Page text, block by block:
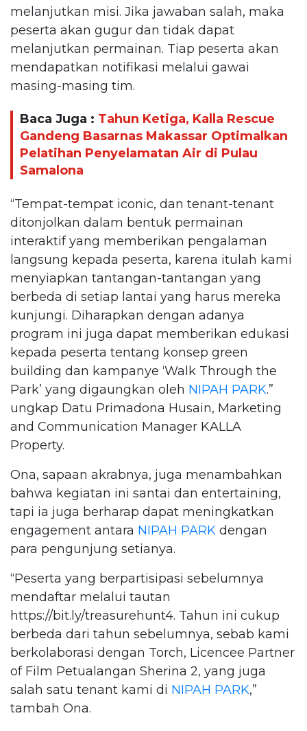
melanjutkan misi. Jika jawaban salah, maka
peserta akan gugur dan tidak dapat
melanjutkan permainan. Tiap peserta akan
mendapatkan notifikasi melalui gawai
masing-masing tim.
Baca Juga : Tahun Ketiga, Kalla Rescue
Gandeng Basarnas Makassar Optimalkan
Pelatihan Penyelamatan Air di Pulau
Samalona
“Tempat-tempat iconic, dan tenant-tenant
ditonjolkan dalam bentuk permainan
interaktif yang memberikan pengalaman
langsung kepada peserta, karena itulah kami
menyiapkan tantangan-tantangan yang
berbeda di setiap lantai yang harus mereka
kunjungi. Diharapkan dengan adanya
program ini juga dapat memberikan edukasi
kepada peserta tentang konsep green
building dan kampanye ‘Walk Through the
Park’ yang digaungkan oleh NIPAH PARK.”
ungkap Datu Primadona Husain, Marketing
and Communication Manager KALLA
Property.
Ona, sapaan akrabnya, juga menambahkan
bahwa kegiatan ini santai dan entertaining,
tapi ia juga berharap dapat meningkatkan
engagement antara NIPAH PARK dengan
para pengunjung setianya.
“Peserta yang berpartisipasi sebelumnya
mendaftar melalui tautan
https://bit.ly/treasurehunt4. Tahun ini cukup
berbeda dari tahun sebelumnya, sebab kami
berkolaborasi dengan Torch, Licencee Partner
of Film Petualangan Sherina 2, yang juga
salah satu tenant kami di NIPAH PARK,”
tambah Ona.